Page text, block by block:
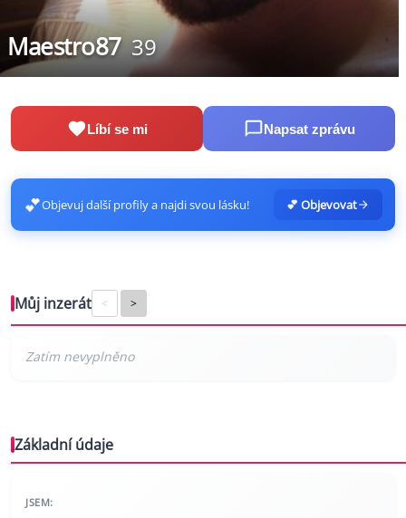
Maestro87 39
Líbí se mi Napsat zprávu
💕Objevuj další profily a najdi svou lásku! 💕 Objevovat
Můj inzerát < >
Základní údaje
JSEM: